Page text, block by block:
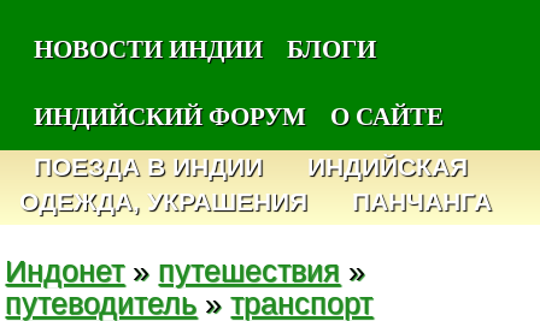
НОВОСТИ ИНДИИ
БЛОГИ
ИНДИЙСКИЙ ФОРУМ
О САЙТЕ
ПОЕЗДА В ИНДИИ
ИНДИЙСКАЯ
ОДЕЖДА, УКРАШЕНИЯ
ПАНЧАНГА
Индонет» путешествия »
путеводитель »транспорт